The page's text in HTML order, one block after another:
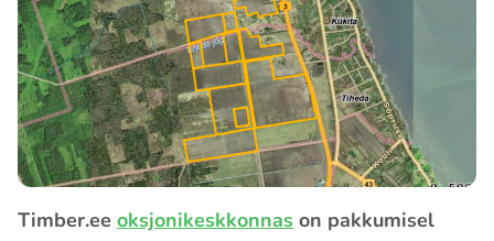
Timber.ee oksjonikeskkonnas on pakkumisel